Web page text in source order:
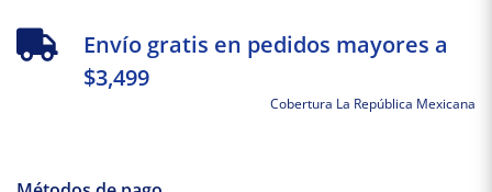
Envío gratis en pedidos mayores a
$3,499
Cobertura La República Mexicana